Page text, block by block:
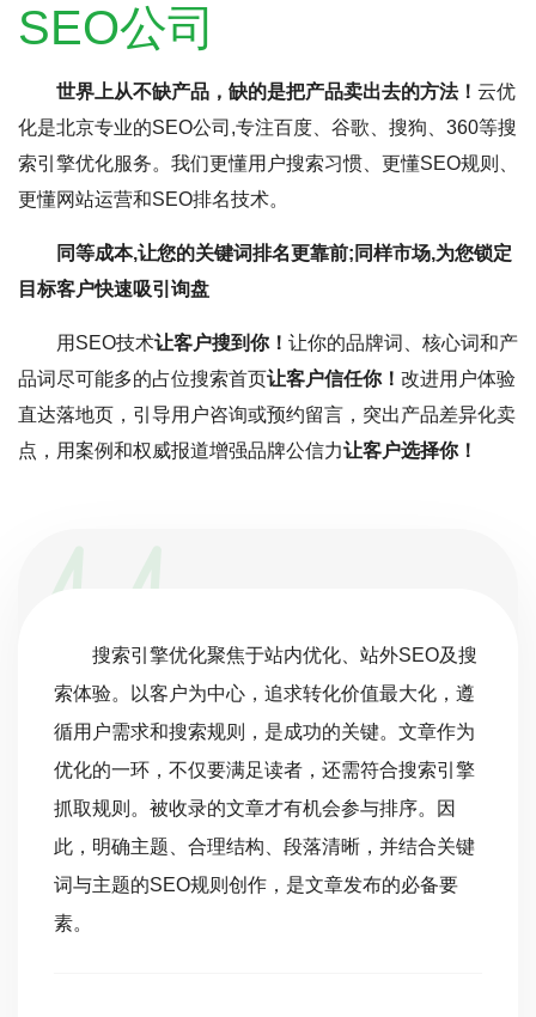
SEO公司
世界上从不缺产品，缺的是把产品卖出去的方法！ 云优
化是北京专业的SEO公司,专注百度、谷歌、搜狗、360等搜
索引擎优化服务。我们更懂用户搜索习惯、更懂SEO规则、
更懂网站运营和SEO排名技术。
同等成本,让您的关键词排名更靠前;同样市场,为您锁定
目标客户快速吸引询盘
用SEO技术让客户搜到你！ 让你的品牌词、核心词和产
品词尽可能多的占位搜索首页让客户信任你！ 改进用户体验
直达落地页，引导用户咨询或预约留言，突出产品差异化卖
点，用案例和权威报道增强品牌公信力让客户选择你！
搜索引擎优化聚焦于站内优化、站外SEO及搜
索体验。以客户为中心，追求转化价值最大化，遵
循用户需求和搜索规则，是成功的关键。文章作为
优化的一环，不仅要满足读者，还需符合搜索引擎
抓取规则。被收录的文章才有机会参与排序。因
此，明确主题、合理结构、段落清晰，并结合关键
词与主题的SEO规则创作，是文章发布的必备要
素。